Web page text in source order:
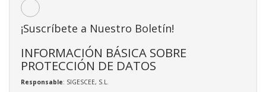
¡Suscríbete a Nuestro Boletín!
INFORMACIÓN BÁSICA SOBRE
PROTECCIÓN DE DATOS
Responsable: SIGESCEE, S.L.